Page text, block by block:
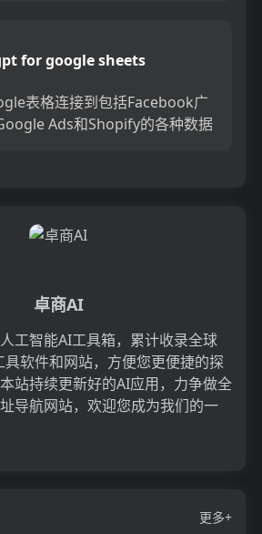
for google sheets
表格连接到包括Facebook广
Ads和Shopify的各种数据
卓商AI
工智能AI工具箱，累计收录全球
具软件和网站，方便您更便捷的探
站持续更新好的AI应用，力争做全
导航网站，欢迎您成为我们的一
更多+